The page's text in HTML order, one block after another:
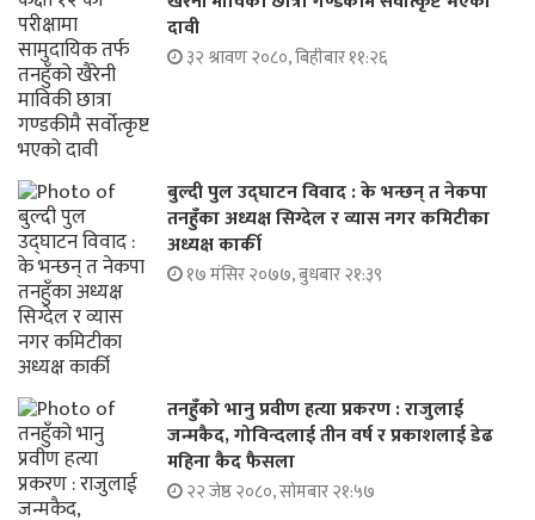
दावी
३२ श्रावण २०८०, बिहीबार ११:२६
बुल्दी पुल उद्घाटन विवाद : के भन्छन् त नेकपा
तनहुँका अध्यक्ष सिग्देल र व्यास नगर कमिटीका
अध्यक्ष कार्की
१७ मंसिर २०७७, बुधबार २१:३९
तनहुँको भानु प्रवीण हत्या प्रकरण : राजुलाई
जन्मकैद, गोविन्दलाई तीन वर्ष र प्रकाशलाई डेढ
महिना कैद फैसला
२२ जेष्ठ २०८०, सोमबार २१:५७